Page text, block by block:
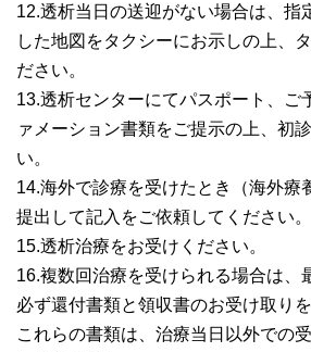
12.透析当日の送迎がない場合は、指
した地図をタクシーにお示しの上、
ださい。
13.透析センターにてパスポート、ご
ァメーション書類をご提示の上、初
い。
14.海外で診療を受けたとき（海外療
提出して記入をご依頼してください。
15.透析治療をお受けください。
16.複数回治療を受けられる場合は、
必ず還付書類と領収書のお受け取り
これらの書類は、治療当日以外での